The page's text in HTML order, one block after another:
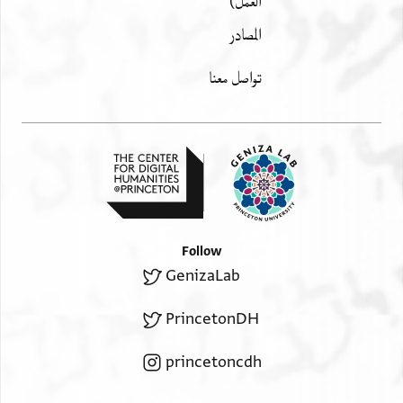
עלי אנה יכון חואליך כאלה אברהם הלוי אלמד׳ אע׳
יחתאג אליה פי סבב אלתראב אלצאגה וג'ירה כמא כאן
ואנה ינצ'ר לה ביראת הש׳ תם אשהד עליה פרגא׳ הלוי
אלמד׳ אע׳ בשבו׳
גמורה בש׳ ית׳ אן בטל וכרג מן ענד כאלה אברהם הלוי
אלמד׳ אע׳
פי גיר אלתראב יקים בהם פרגא׳ אללוי אלמד׳ אע׳ לכאלה
אלמד׳ אע׳ כל שהר אן ימצ'י מן וקת אן יכרג מן ענדה סתה
المصادر
تواصل معنا
Follow
GenizaLab
PrincetonDH
princetoncdh